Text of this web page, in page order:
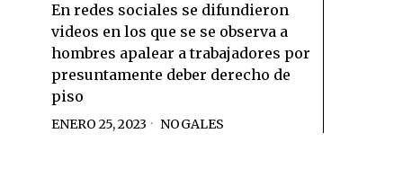
En redes sociales se difundieron
videos en los que se se observa a
hombres apalear a trabajadores por
presuntamente deber derecho de
piso
ENERO 25, 2023 NOGALES